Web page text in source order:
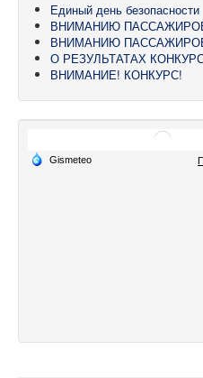
Единый день безопасности
ВНИМАНИЮ
ВНИМАНИЮ
О РЕЗУЛЬТАТАХ
ВНИМАНИЕ! КОНКУРС!